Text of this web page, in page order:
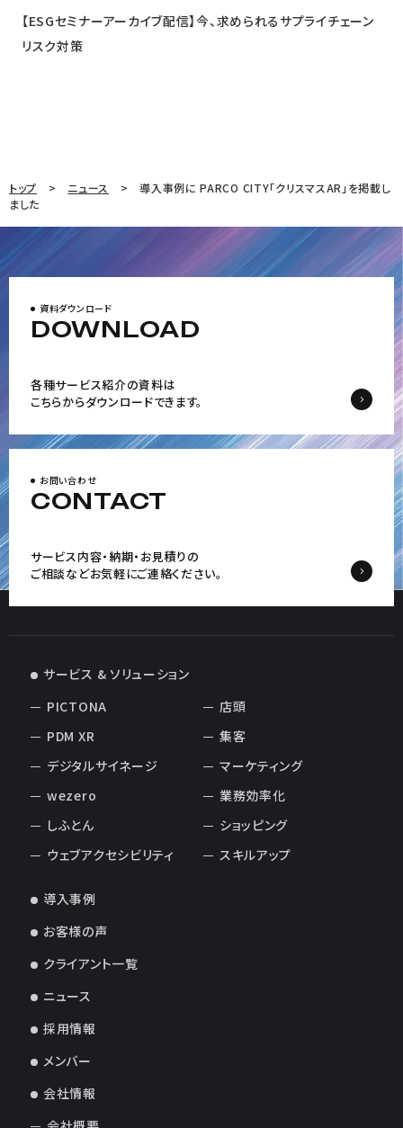
【ESGセミナーアーカイブ配信】今、求められるサプライチェーン
リスク対策
トップ ニュース
導入事例に PARCO CITY「クリスマスAR」を掲載し
ました
資料ダウンロード
DOWNLOAD
各種サービス紹介の資料は
こちらからダウンロードできます。
お問い合わせ
CONTACT
サービス内容・納期・お見積りの
ご相談などお気軽にご連絡ください。
サービス & ソリューション
PICTONA
PDM XR
デジタルサイネージ
wezero
しふとん
ウェブアクセシビリティ
店頭
集客
マーケティング
業務効率化
ショッピング
スキルアップ
導入事例
お客様の声
クライアント一覧
ニュース
採用情報
メンバー
会社情報